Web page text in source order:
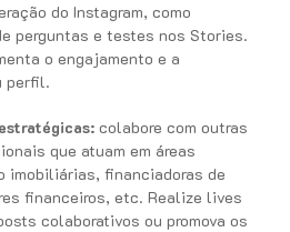
do Instagram, como
perguntas e testes nos Stories.
o engajamento e a
perfil.
colabore com outras
que atuam em áreas
imobiliárias, financiadoras de
financeiros, etc. Realize lives
colaborativos ou promova os